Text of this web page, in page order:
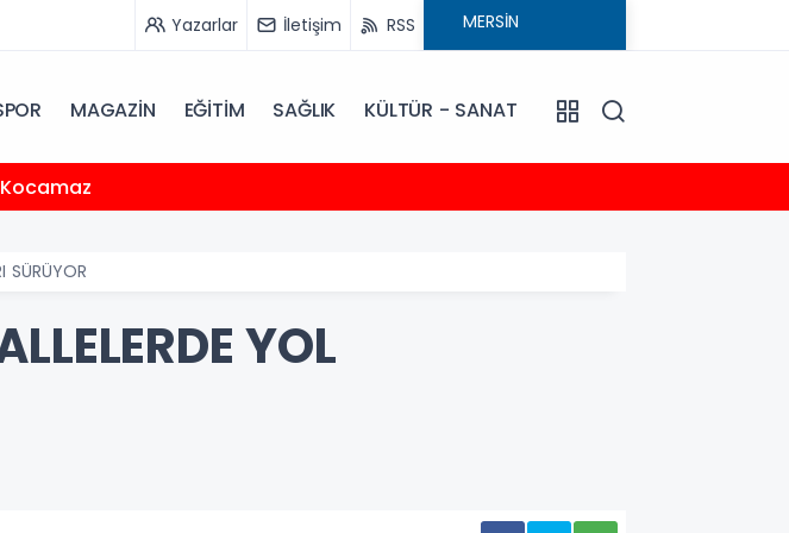
Yazarlar İletişim RSS
MAGAZİN EĞİTİM SAĞLIK KÜLTÜR - SANAT
SÜRÜYOR
YOL